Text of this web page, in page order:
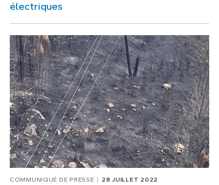
électriques
COMMUNIQUÉ DE PRESSE 28 JUILLET 2022